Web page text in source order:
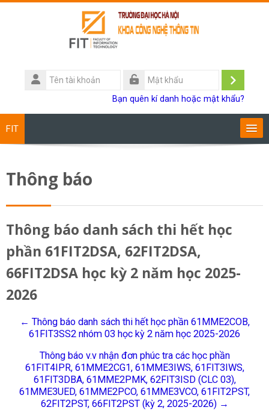
Tên
tài
Đăng
Bạn quên kí danh hoặc mật khẩu?
FIT
Giảng viên
Sinh viên
Research
kiếm
khoá
học
Thông báo
Thông báo danh sách thi hết học
phần 61FIT2DSA, 62FIT2DSA,
66FIT2DSA học kỳ 2 năm học 2025-
2026
← Thông báo danh sách thi hết học phần 61MME2COB,
61FIT3SS2 nhóm 03 học kỳ 2 năm học 2025-2026
Thông báo v.v nhận đơn phúc tra các học phần
61FIT4IPR, 61MME2CG1, 61MME3IWS, 61FIT3IWS,
61FIT3DBA, 61MME2PMK, 62FIT3ISD (CLC 03),
61MME3UED, 61MME2PCO, 61MME3VCO, 61FIT2PST,
62FIT2PST, 66FIT2PST (kỳ 2, 2025-2026) →